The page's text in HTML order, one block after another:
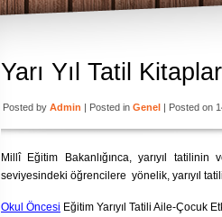
Yarı Yıl Tatil
Posted by Admin | Posted in Genel | Posted on
Millî Eğitim Bakanlığınca, yarıyıl tatilinin
seviyesindeki öğrencilere yönelik, yarıyıl
Okul Öncesi Eğitim Yarıyıl Tatili Aile-Çocuk